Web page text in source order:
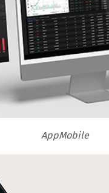
AppMobile